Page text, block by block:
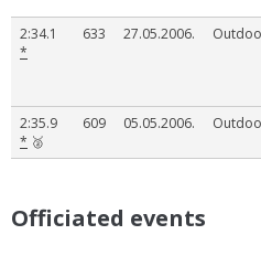
2:34.1
*
633 27.05.2006.
2:35.9
* 🥈
609 05.05.2006.
Officiated events